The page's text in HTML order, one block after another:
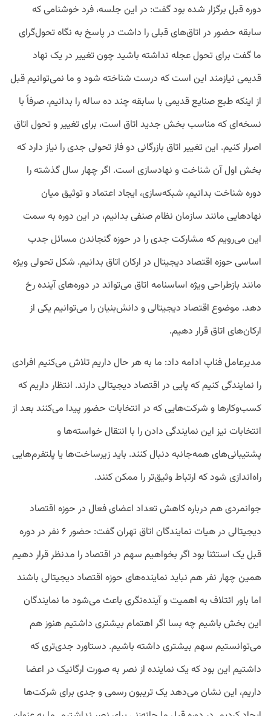
دوره قبل برگزار شده بود گفت: در این جلسه، فرد خوشنامی که
سابقه حضور در اتاق‌های قبلی را داشت در پاسخ به نگاه تحول‌گرای
ما گفت برای تحول عجله نداشته باشید چون تغییر در یک نهاد
قدیمی نیازمند این است که درست شناخته شود و ما نمی‌توانیم قبل
از اینکه طبع صنایع قدیمی با سابقه چند ده ساله را بدانیم، صرفاً با
نسخه‌ای که مناسب بخش جدید اتاق است، برای تغییر و تحول اتاق
اصرار کنیم. این تغییر اتاق بازرگانی دو فاز تحولی جدی را نیاز دارد که
بخش اول آن شناخت و نهادسازی است. اگر چهار سال گذشته را
دوره شناخت بدانیم، شبکه‌سازی، ایجاد اعتماد و توثیق میان
نهادهایی مانند سازمان نظام صنفی بدانیم، در این دوره به سمت
این می‌رویم که مشارکت جدی را در حوزه گنجاندن مسائل جدب
اساسی حوزه اقتصاد دیجیتال در ارکان اتاق بدانیم. شکل تحولی ویژه
مانند بازطراحی ویژه اساسنامه اتاق می‌تواند در دوره‌های آینده رخ
دهد. موضوع اقتصاد دیجیتالی و دانش‌بنیان را می‌توانیم یکی از
ارکان‌های اتاق قرار دهیم.
مدیرعامل فناپ ادامه داد: ما به هر حال داریم تلاش می‌کنیم افرادی
را نمایندگی کنیم که پایی در اقتصاد دیجیتالی دارند. انتظار داریم که
کسب‌‌وکارها و شرکت‌هایی که در انتخابات حضور پیدا می‌کنند بعد از
انتخابات نیز این نمایندگی دادن را با انتقال خواسته‌ها و
پشتیبانی‌های همه‌جانبه دنبال کنند. باید زیرساخت‌ها یا پلتفرم‌هایی
راه‌اندازی شود که ارتباط وثیق‌تر را ممکن کنند.
جوانمردی هم درباره کاهش تعداد اعضای فعال در حوزه اقتصاد
دیجیتالی در هیات نمایندگان اتاق تهران گفت: حضور ۶ نفر در دوره
قبل یک استثنا بود اگر بخواهیم سهم در اقتصاد را مدنظر قرار دهیم
همین چهار نفر هم نباید نماینده‌های حوزه اقتصاد دیجیتالی باشند
اما باور ائتلاف به اهمیت و آینده‌نگری باعث می‌شود ما نمایندگان
این بخش باشیم چه بسا اگر اهتمام بیشتری داشتیم هنوز هم
می‌توانستیم سهم بیشتری داشته باشیم. دستاورد جدی‌تری که
داشتیم این بود که یک نماینده از نصر به صورت ارگانیک در اعضا
داریم، این نشان می‌دهد یک تریبون رسمی و جدی برای شرکت‌ها